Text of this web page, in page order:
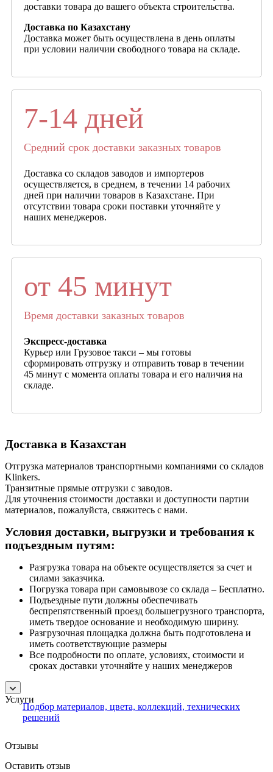
доставки товара до вашего объекта строительства.
Доставка по Казахстану
Доставка может быть осуществлена в день оплаты
при условии наличии свободного товара на складе.
7-14 дней
Средний срок доставки заказных товаров
Доставка со складов заводов и импортеров
осуществляется, в среднем, в течении 14 рабочих
дней при наличии товаров в Казахстане. При
отсутствии товара сроки поставки уточняйте у
наших менеджеров.
от 45 минут
Время доставки заказных товаров
Экспресс-доставка
Курьер или Грузовое такси – мы готовы
сформировать отгрузку и отправить товар в течении
45 минут с момента оплаты товара и его наличия на
складе.
Доставка в Казахстан
Отгрузка материалов транспортными компаниями со складов
Klinkers.
Транзитные прямые отгрузки с заводов.
Для уточнения стоимости доставки и доступности партии
материалов, пожалуйста, свяжитесь с нами.
Условия доставки, выгрузки и требования к
подъездным путям:
Разгрузка товара на объекте осуществляется за счет и
силами заказчика.
Погрузка товара при самовывозе со склада – Бесплатно.
Подъездные пути должны обеспечивать
беспрепятственный проезд большегрузного транспорта,
иметь твердое основание и необходимую ширину.
Разгрузочная площадка должна быть подготовлена и
иметь соответствующие размеры
Все подробности по оплате, условиях, стоимости и
сроках доставки уточняйте у наших менеджеров
Услуги
Подбор материалов, цвета, коллекций, технических
решений
Отзывы
Оставить отзыв